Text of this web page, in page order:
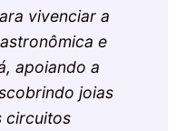
vivenciar a
e
apoiando a
joias
circuitos